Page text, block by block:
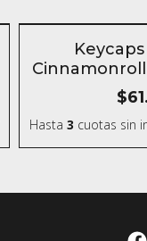
SIN STOCK
Hasta 3 cuotas sin